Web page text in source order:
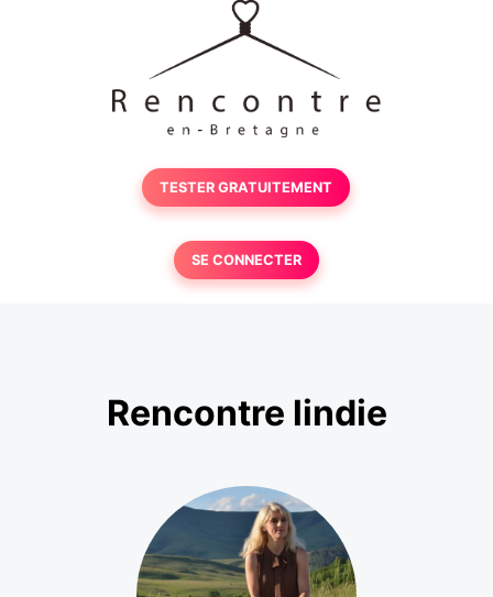
TESTER GRATUITEMENT
SE CONNECTER
Rencontre lindie